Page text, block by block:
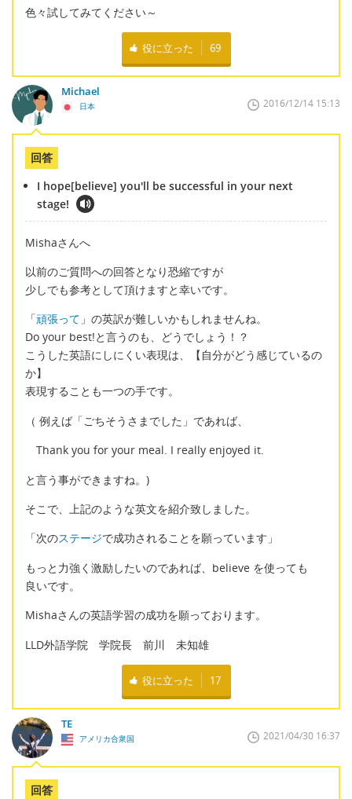
色々試してみてください～
役に立った 69
Michael
日本 2016/12/14 15:13
回答
I hope[believe] you'll be successful in your next
stage!
Mishaさんへ
以前のご質問への回答となり恐縮ですが
少しでも参考として頂けますと幸いです。
「頑張って 」の英訳が難しいかもしれませんね。
Do your best!と言うのも、どうでしょう！？
こうした英語にしにくい表現は、【自分がどう感じているの
か】
表現することも一つの手です。
（ 例えば「ごちそうさまでした」であれば、
Thank you for your meal. I really enjoyed it.
と言う事ができますね。)
そこで、上記のような英文を紹介致しました。
「次のステージで成功されることを願っています」
もっと力強く激励したいのであれば、believe を使っても
良いです。
Mishaさんの英語学習の成功を願っております。
LLD外語学院 学院長 前川 未知雄
役に立った 17
TE
アメリカ合衆国 2021/04/30 16:37
回答